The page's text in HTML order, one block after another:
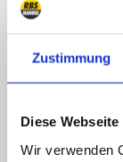
Zustimmung
Diese
Wir verwenden
Call us, e-